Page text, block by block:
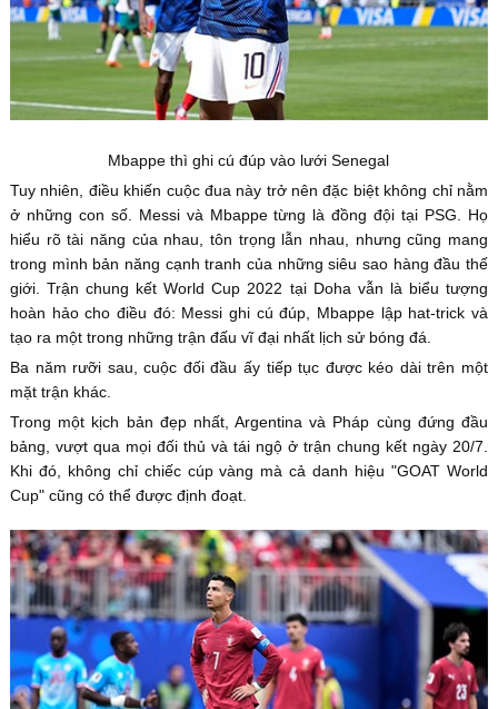
Mbappe thì ghi cú đúp vào lưới Senegal
Tuy nhiên, điều khiến cuộc đua này trở nên đặc biệt không chỉ nằm
ở những con số. Messi và Mbappe từng là đồng đội tại PSG. Họ
hiểu rõ tài năng của nhau, tôn trọng lẫn nhau, nhưng cũng mang
trong mình bản năng cạnh tranh của những siêu sao hàng đầu thế
giới. Trận chung kết World Cup 2022 tại Doha vẫn là biểu tượng
hoàn hảo cho điều đó: Messi ghi cú đúp, Mbappe lập hat-trick và
tạo ra một trong những trận đấu vĩ đại nhất lịch sử bóng đá.
Ba năm rưỡi sau, cuộc đối đầu ấy tiếp tục được kéo dài trên một
mặt trận khác.
Trong một kịch bản đẹp nhất, Argentina và Pháp cùng đứng đầu
bảng, vượt qua mọi đối thủ và tái ngộ ở trận chung kết ngày 20/7.
Khi đó, không chỉ chiếc cúp vàng mà cả danh hiệu "GOAT World
Cup" cũng có thể được định đoạt.